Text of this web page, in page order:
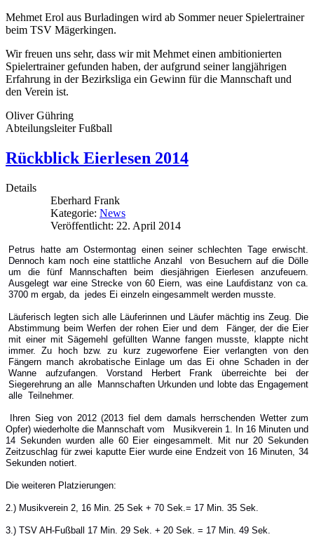
Mehmet Erol aus Burladingen wird ab Sommer neuer Spielertrainer
beim TSV Mägerkingen.
Wir freuen uns sehr, dass wir mit Mehmet einen ambitionierten
Spielertrainer gefunden haben, der aufgrund seiner langjährigen
Erfahrung in der Bezirksliga ein Gewinn für die Mannschaft und
den Verein ist.
Oliver Gühring
Abteilungsleiter Fußball
Rückblick Eierlesen 2014
Details
Eberhard Frank
Kategorie: News
Veröffentlicht: 22. April 2014
Petrus hatte am Ostermontag einen seiner schlechten Tage erwischt.
Dennoch kam noch eine stattliche Anzahl von Besuchern auf die Dölle
um die fünf Mannschaften beim diesjährigen Eierlesen anzufeuern.
Ausgelegt war eine Strecke von 60 Eiern, was eine Laufdistanz von ca.
3700 m ergab, da jedes Ei einzeln eingesammelt werden musste.
Läuferisch legten sich alle Läuferinnen und Läufer mächtig ins Zeug. Die
Abstimmung beim Werfen der rohen Eier und dem Fänger, der die Eier
mit einer mit Sägemehl gefüllten Wanne fangen musste, klappte nicht
immer. Zu hoch bzw. zu kurz zugeworfene Eier verlangten von den
Fängern manch akrobatische Einlage um das Ei ohne Schaden in der
Wanne aufzufangen. Vorstand Herbert Frank überreichte bei der
Siegerehrung an alle Mannschaften Urkunden und lobte das Engagement
alle Teilnehmer.
Ihren Sieg von 2012 (2013 fiel dem damals herrschenden Wetter zum
Opfer) wiederholte die Mannschaft vom Musikverein 1. In 16 Minuten und
14 Sekunden wurden alle 60 Eier eingesammelt. Mit nur 20 Sekunden
Zeitzuschlag für zwei kaputte Eier wurde eine Endzeit von 16 Minuten, 34
Sekunden notiert.
Die weiteren Platzierungen:
2.) Musikverein 2, 16 Min. 25 Sek + 70 Sek.= 17 Min. 35 Sek.
3.) TSV AH-Fußball 17 Min. 29 Sek. + 20 Sek. = 17 Min. 49 Sek.